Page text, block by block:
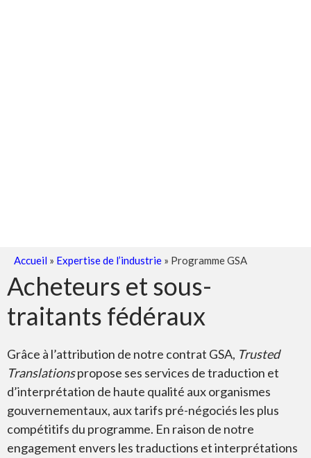
Accueil » Expertise de l’industrie » Programme GSA
Acheteurs et sous-
traitants fédéraux
Grâce à l’attribution de notre contrat GSA, Trusted
Translationspropose ses services de traduction et
d’interprétation de haute qualité aux organismes
gouvernementaux, aux tarifs pré-négociés les plus
compétitifs du programme. En raison de notre
engagement envers les traductions et interprétations